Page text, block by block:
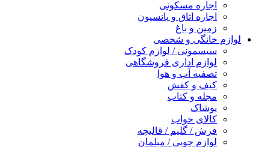
اجاره مسکونی
اجاره اتاق و پانسیون
زمین و باغ
لوازم خانگی و شخصی
سیسمونی / لوازم کودک
لوازم اداری فروشگاهی
تصفیه آب و هوا
کیف و کفش
مجله و کتاب
پوشاک
کالای خواب
فرش / گلیم / قالیچه
لوازم چوبی / مبلمان